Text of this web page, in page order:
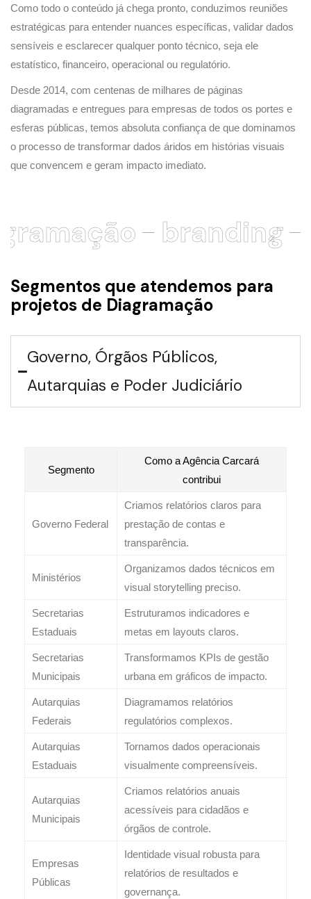
Como todo o conteúdo já chega pronto, conduzimos reuniões
estratégicas para entender nuances específicas, validar dados
sensíveis e esclarecer qualquer ponto técnico, seja ele
estatístico, financeiro, operacional ou regulatório.
Desde 2014, com centenas de milhares de páginas
diagramadas e entregues para empresas de todos os portes e
esferas públicas, temos absoluta confiança de que dominamos
o processo de transformar dados áridos em histórias visuais
que convencem e geram impacto imediato.
branding
Segmentos que atendemos para
projetos de Diagramação
Governo, Órgãos Públicos,
Autarquias e Poder Judiciário
Segmento
Como a Agência Carcará
contribui
Governo Federal
Criamos relatórios claros para
prestação de contas e
transparência.
Ministérios
Organizamos dados técnicos em
visual storytelling preciso.
Secretarias
Estaduais
Estruturamos indicadores e
metas em layouts claros.
Secretarias
Municipais
Transformamos KPIs de gestão
urbana em gráficos de impacto.
Autarquias
Federais
Diagramamos relatórios
regulatórios complexos.
Autarquias
Estaduais
Tornamos dados operacionais
visualmente compreensíveis.
Autarquias
Municipais
Criamos relatórios anuais
acessíveis para cidadãos e
órgãos de controle.
Empresas
Públicas
Identidade visual robusta para
relatórios de resultados e
governança.